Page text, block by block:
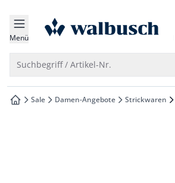
springen
springen
springen
springen
Menü zur Startseite
Suchbegriff / Artikel-Nr.
zur Startseite
Sale Damen-Angebote Strickwaren